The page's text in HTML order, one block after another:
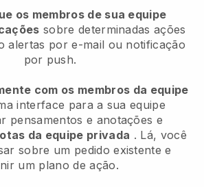
os membros de sua equipe
sobre determinadas ações
alertas por e-mail ou notificação
por push.
com os membros da equipe
interface para a sua equipe
pensamentos e anotações e
da equipe privada . Lá, você
sobre um pedido existente e
um plano de ação.